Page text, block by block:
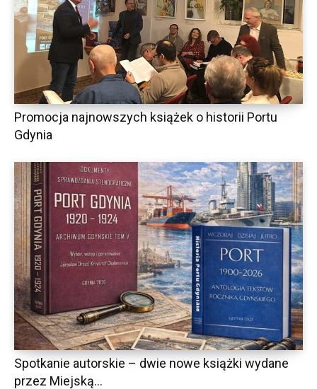
Promocja najnowszych książek o historii Portu
Gdynia
Spotkanie autorskie – dwie nowe książki wydane
przez Miejską...